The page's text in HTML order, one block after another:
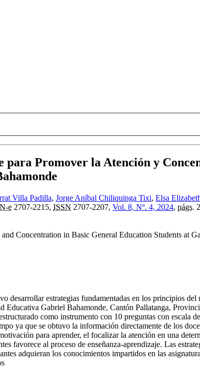
para Promover la Atención y
Villa Padilla, Jorge Aníbal Chiliquinga Tixi, Elsa
e 2707-2215, ISSN 2707-2207, Vol. 8, Nº. 4, 2024, págs.
Concentration in Basic General Education Students at
desarrollar estrategias fundamentadas en los principios
Educativa Gabriel Bahamonde, Cantón Pallatanga,
como instrumento con 10 preguntas con escala
ya que se obtuvo la información directamente de los
para aprender, el focalizar la atención en una
favorece al proceso de enseñanza-aprendizaje. Las
adquieran los conocimientos impartidos en las